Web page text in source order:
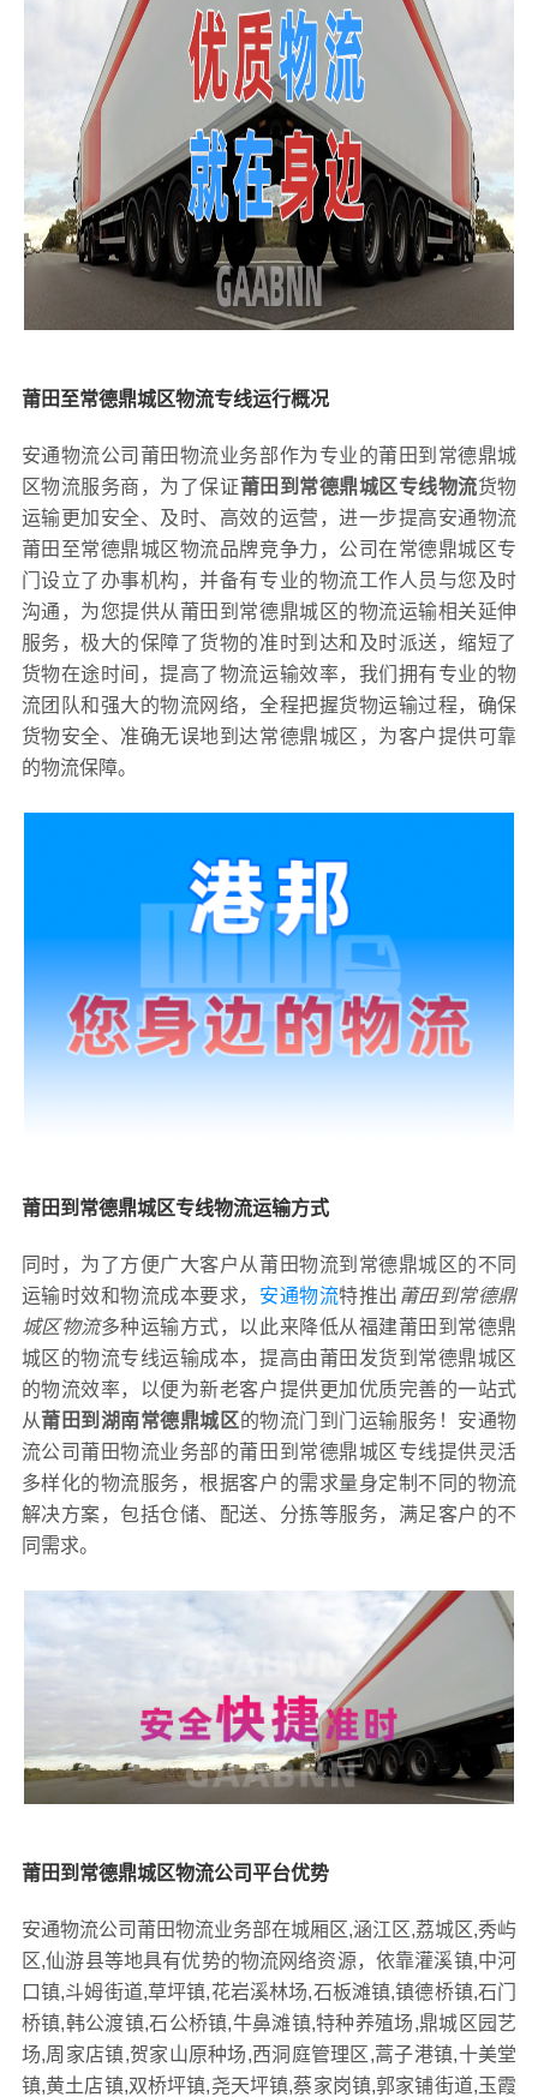
莆田至常德鼎城区物流专线运行概况
安通物流公司莆田物流业务部作为专业的莆田到常德鼎城
区物流服务商，为了保证莆田到常德鼎城区专线物流货物
运输更加安全、及时、高效的运营，进一步提高安通物流
莆田至常德鼎城区物流品牌竞争力，公司在常德鼎城区专
门设立了办事机构，并备有专业的物流工作人员与您及时
沟通，为您提供从莆田到常德鼎城区的物流运输相关延伸
服务，极大的保障了货物的准时到达和及时派送，缩短了
货物在途时间，提高了物流运输效率，我们拥有专业的物
流团队和强大的物流网络，全程把握货物运输过程，确保
货物安全、准确无误地到达常德鼎城区，为客户提供可靠
的物流保障。
莆田到常德鼎城区专线物流运输方式
同时，为了方便广大客户从莆田物流到常德鼎城区的不同
运输时效和物流成本要求， 安通物流特推出 莆田到常德鼎
城区物流多种运输方式，以此来降低从福建莆田到常德鼎
城区的物流专线运输成本，提高由莆田发货到常德鼎城区
的物流效率，以便为新老客户提供更加优质完善的一站式
从莆田到湖南常德鼎城区的物流门到门运输服务！安通物
流公司莆田物流业务部的莆田到常德鼎城区专线提供灵活
多样化的物流服务，根据客户的需求量身定制不同的物流
解决方案，包括仓储、配送、分拣等服务，满足客户的不
同需求。
莆田到常德鼎城区物流公司平台优势
安通物流公司莆田物流业务部在城厢区,涵江区,荔城区,秀屿
区,仙游县等地具有优势的物流网络资源，依靠灌溪镇,中河
口镇,斗姆街道,草坪镇,花岩溪林场,石板滩镇,镇德桥镇,石门
桥镇,韩公渡镇,石公桥镇,牛鼻滩镇,特种养殖场,鼎城区园艺
场,周家店镇,贺家山原种场,西洞庭管理区,蒿子港镇,十美堂
镇,黄土店镇,双桥坪镇,尧天坪镇,蔡家岗镇,郭家铺街道,玉霞